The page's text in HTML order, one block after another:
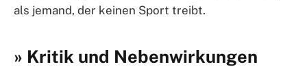
als jemand, der keinen Sport treibt.
» Kritik und Nebenwirkungen